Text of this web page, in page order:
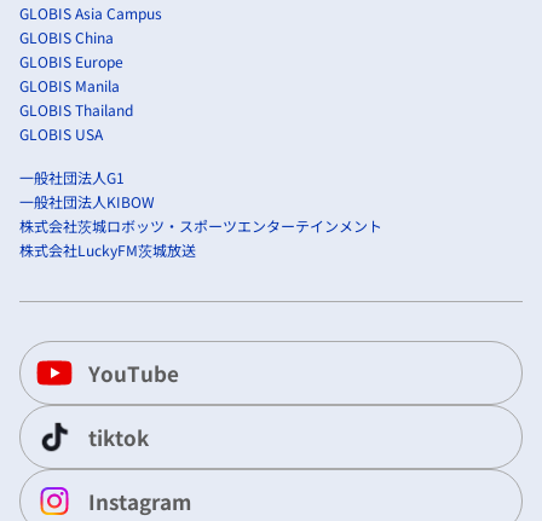
GLOBIS Asia Campus
GLOBIS China
GLOBIS Europe
GLOBIS Manila
GLOBIS Thailand
GLOBIS USA
一般社団法人G1
一般社団法人KIBOW
株式会社茨城ロボッツ・スポーツエンターテインメント
株式会社LuckyFM茨城放送
YouTube
tiktok
Instagram